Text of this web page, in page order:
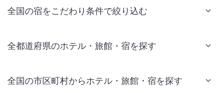
全国の宿をこだわり条件で絞り込む
全都道府県のホテル・旅館・宿を探す
全国の市区町村からホテル・旅館・宿を探す